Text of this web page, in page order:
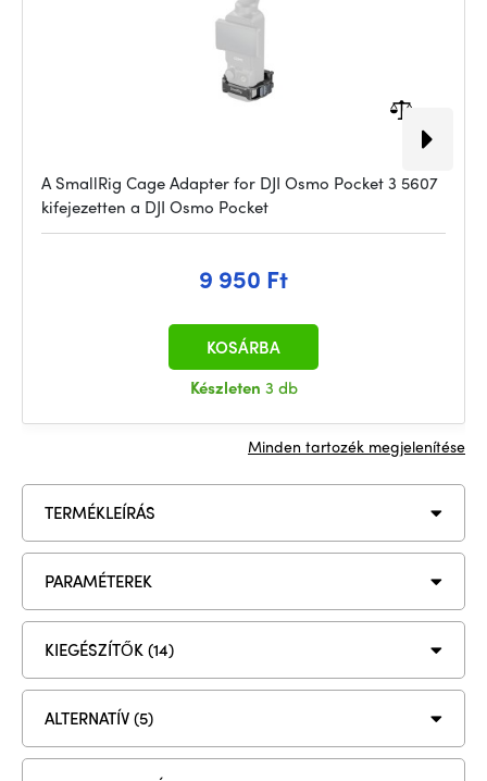
A SmallRig Cage Adapter for DJI Osmo Pocket 3 5607
kifejezetten a DJI Osmo Pocket
9 950 Ft
Készleten 3 db
KOSÁRBA
Minden tartozék megjelenítése
TERMÉKLEÍRÁS
PARAMÉTEREK
KIEGÉSZÍTŐK (14)
ALTERNATÍV (5)